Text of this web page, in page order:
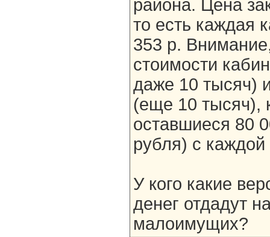
района. Цена
то есть каждая
353 р.
стоимости
даже 10 тысяч)
(еще 10 тысяч),
оставшиеся 80
рубля) с
У кого какие
денег отдадут
малоимущих?